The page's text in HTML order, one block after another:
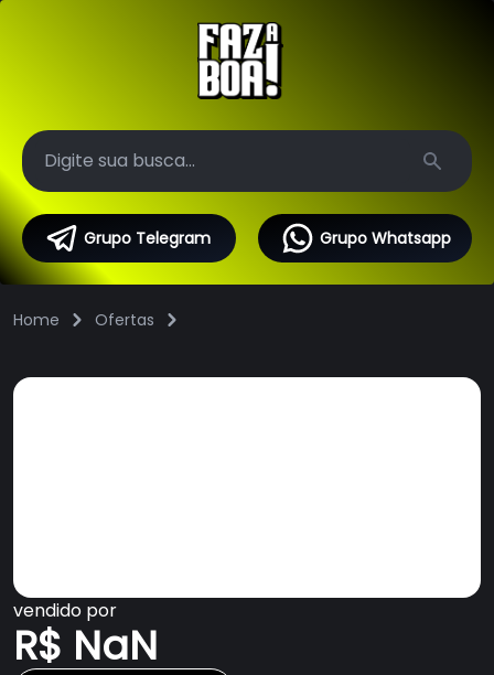
Search
Grupo Telegram Grupo Whatsapp
Home Ofertas
vendido por
R$ NaN